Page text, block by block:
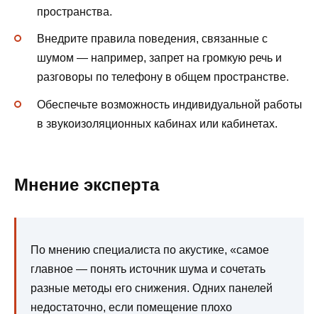
пространства.
Внедрите правила поведения, связанные с
шумом — например, запрет на громкую речь и
разговоры по телефону в общем пространстве.
Обеспечьте возможность индивидуальной работы
в звукоизоляционных кабинах или кабинетах.
Мнение эксперта
По мнению специалиста по акустике, «самое
главное — понять источник шума и сочетать
разные методы его снижения. Одних панелей
недостаточно, если помещение плохо